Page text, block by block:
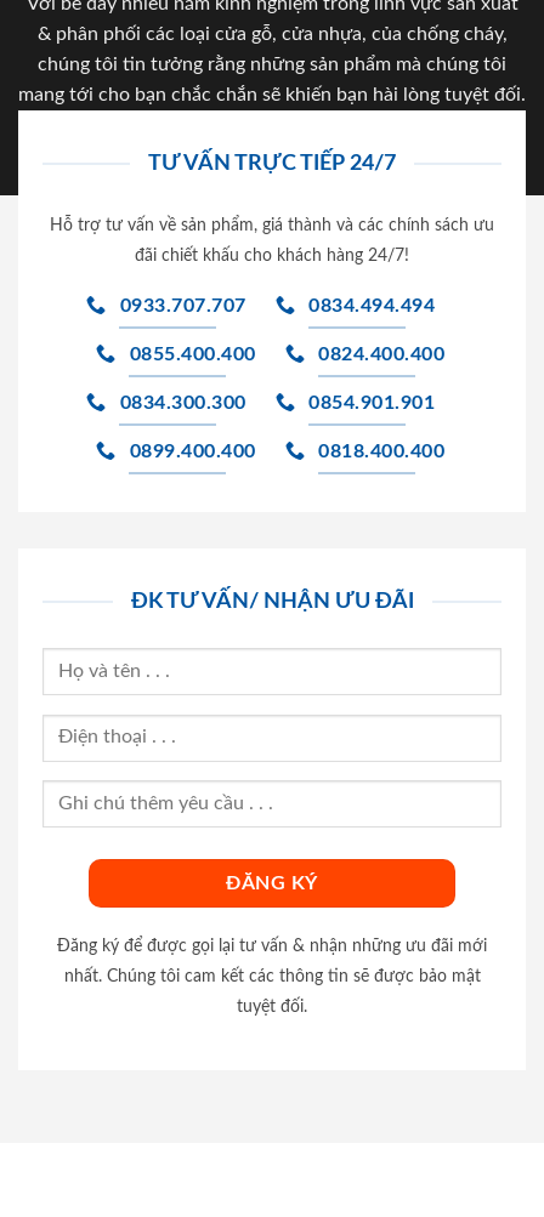
Với bề dày nhiều năm kinh nghiệm trong lĩnh vực sản xuất
& phân phối các loại cửa gỗ, cửa nhựa, của chống cháy,
chúng tôi tin tưởng rằng những sản phẩm mà chúng tôi
mang tới cho bạn chắc chắn sẽ khiến bạn hài lòng tuyệt đối.
TƯ VẤN TRỰC TIẾP 24/7
Hỗ trợ tư vấn về sản phẩm, giá thành và các chính sách ưu
đãi chiết khấu cho khách hàng 24/7!
0933.707.707 0834.494.494
0855.400.400 0824.400.400
0834.300.300 0854.901.901
0899.400.400 0818.400.400
ĐK TƯ VẤN/ NHẬN ƯU ĐÃI
Đăng ký để được gọi lại tư vấn & nhận những ưu đãi mới
nhất. Chúng tôi cam kết các thông tin sẽ được bảo mật
tuyệt đối.